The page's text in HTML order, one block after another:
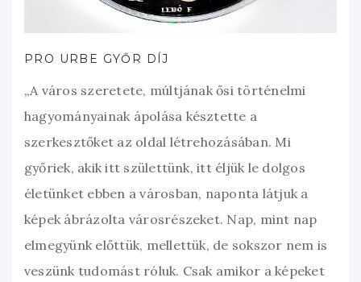
PRO URBE GYŐR DÍJ
„A város szeretete, múltjának ősi történelmi
hagyományainak ápolása késztette a
szerkesztőket az oldal létrehozásában. Mi
győriek, akik itt születtünk, itt éljük le dolgos
életünket ebben a városban, naponta látjuk a
képek ábrázolta városrészeket. Nap, mint nap
elmegyünk előttük, mellettük, de sokszor nem is
veszünk tudomást róluk. Csak amikor a képeket